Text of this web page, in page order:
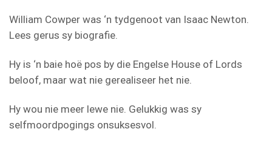
William Cowper was ‘n tydgenoot van Isaac Newton.
Lees gerus sy biografie.
Hy is ‘n baie hoë pos by die Engelse House of Lords
beloof, maar wat nie gerealiseer het nie.
Hy wou nie meer lewe nie. Gelukkig was sy
selfmoordpogings onsuksesvol.